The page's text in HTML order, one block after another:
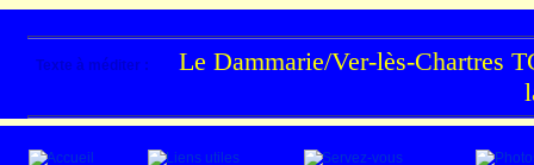
Texte à méditer :
Le Dammarie/Ver-lès-Chartres